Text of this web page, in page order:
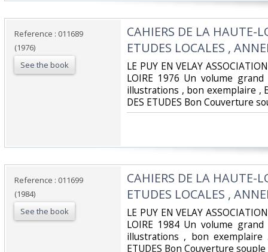
Reference : 011689
(1976)
See the book
‎CAHIERS DE LA HAUTE-
ETUDES LOCALES ,
‎LE PUY EN VELAY
LOIRE 1976 Un volume
illustrations , bon exemplaire ,
DES ETUDES Bon Couverture
Reference : 011699
(1984)
See the book
‎CAHIERS DE LA HAUTE-
ETUDES LOCALES ,
‎LE PUY EN VELAY
LOIRE 1984 Un volume
illustrations , bon exemplaire
ETUDES Bon Couverture souple ‎